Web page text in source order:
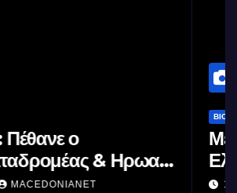
Ο μέγιστος των
MACEDONIANET